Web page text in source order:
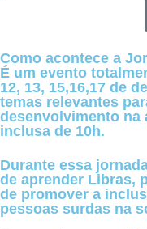
Como acontece a
É um evento
12, 13, 15,16,17 de
temas relevantes
desenvolvimento na
inclusa de 10h.
Durante essa
de aprender Libras,
de promover a
pessoas surdas na